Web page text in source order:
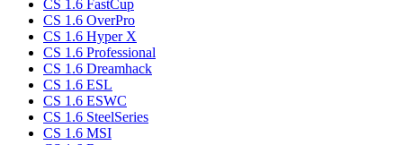
CS 1.6 FastCup
CS 1.6 OverPro
CS 1.6 Hyper X
CS 1.6 Professional
CS 1.6 Dreamhack
CS 1.6 ESL
CS 1.6 ESWC
CS 1.6 SteelSeries
CS 1.6 MSI